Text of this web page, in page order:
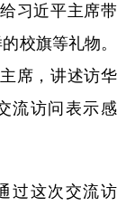
习近平主席带
校旗等礼物。
席，讲述访华
流访问表示感
这次交流访